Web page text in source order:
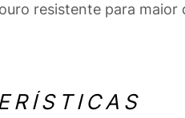
resistente para